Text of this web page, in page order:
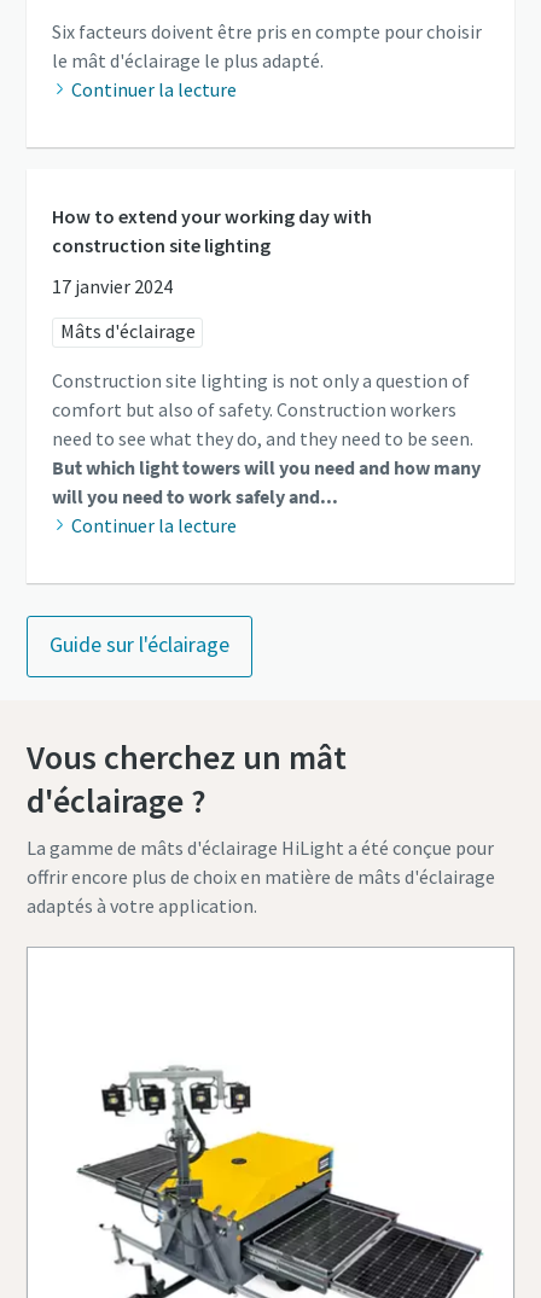
Six facteurs doivent être pris en compte pour choisir
le mât d'éclairage le plus adapté.
Continuer la lecture
How to extend your working day with
construction site lighting
17 janvier 2024
Mâts d'éclairage
Construction site lighting is not only a question of
comfort but also of safety. Construction workers
need to see what they do, and they need to be seen.
But which light towers will you need and how many
will you need to work safely and...
Continuer la lecture
Guide sur l'éclairage
Vous cherchez un mât
d'éclairage ?
La gamme de mâts d'éclairage HiLight a été conçue pour
offrir encore plus de choix en matière de mâts d'éclairage
adaptés à votre application.